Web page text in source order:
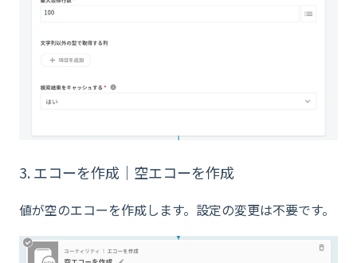
3. エコーを作成｜空エコーを作成
値が空のエコーを作成します。設定の変更は不要です。